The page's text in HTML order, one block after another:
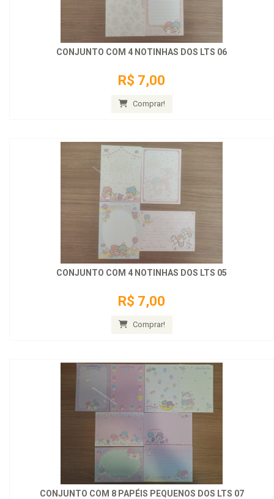
CONJUNTO COM 4 NOTINHAS DOS LTS 06
R$ 7,00
Comprar!
CONJUNTO COM 4 NOTINHAS DOS LTS 05
R$ 7,00
Comprar!
CONJUNTO COM 8 PAPÉIS PEQUENOS DOS LTS 07